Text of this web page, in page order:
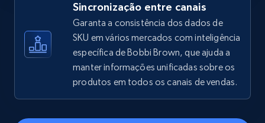
359+ Comece agora
Sincronização entre canais
Garanta a consistência dos dados de
SKU em vários mercados com inteligência
específica de Bobbi Brown, que ajuda a
manter informações unificadas sobre os
produtos em todos os canais de vendas.